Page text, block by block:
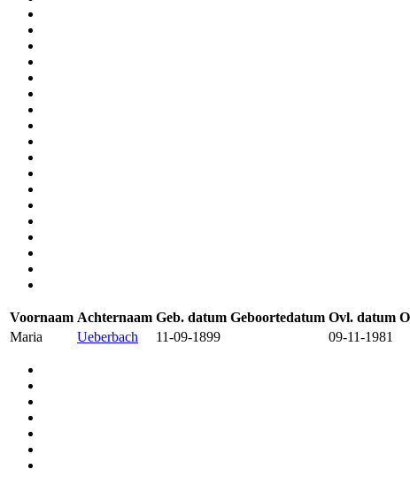
Voornaam Achternaam Geb. datum Geboortedatum Ovl. datum
Maria
Ueberbach 11-09-1899 09-11-1981